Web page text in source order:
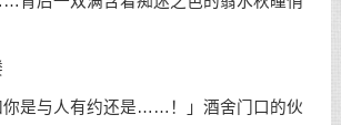
是与人有约还是……！」酒舍门口的伙